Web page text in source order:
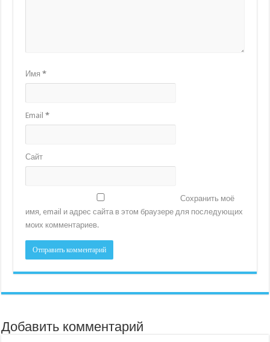
Имя*
Email*
Сайт
Сохранить моё
имя, email и адрес сайта в этом браузере для последующих
моих комментариев.
Добавить комментарий